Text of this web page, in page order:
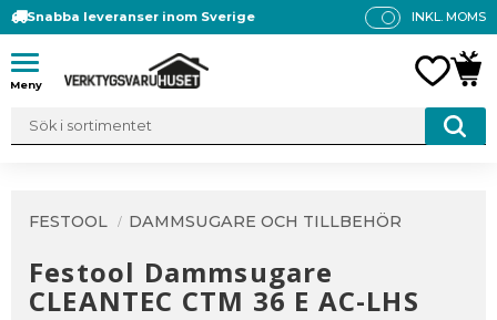
Meny
Snabba leveranser inom Sverige
P
A
INKL. MOMS
FESTOOL DAMMSUGARE OCH TILLBEHÖR
Festool Dammsugare
CLEANTEC CTM 36 E AC-LHS